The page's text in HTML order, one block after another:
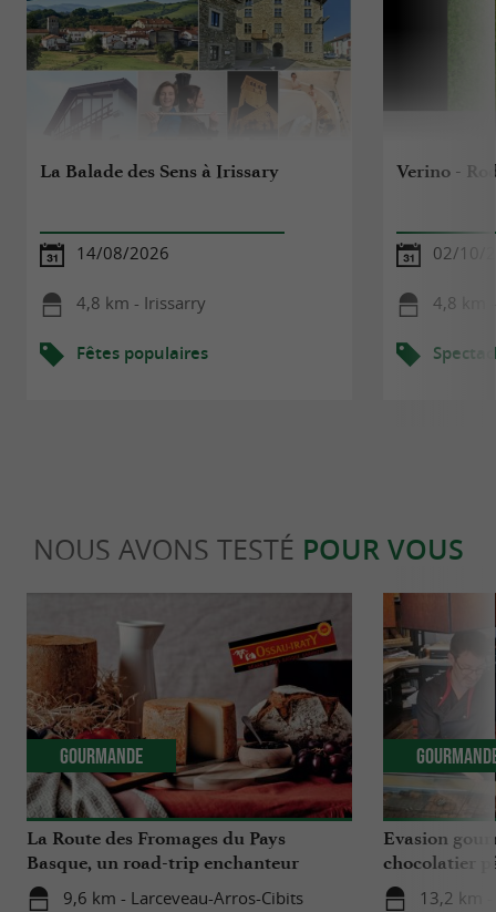
La Balade des Sens à Irissary
14/08/2026
4,8 km - Irissarry
Fêtes populaires
Verino -
02/10/
4,8 km
NOUS AVONS TESTÉ POUR VOUS
La Route des Fromages du Pays
Basque, un road-trip enchanteur
autour de l’Ossau Iraty
9,6 km - Larceveau-Arros-Cibits
Gourmande
Evasion
chocolatier
à Saint-Palais
13,2 km -